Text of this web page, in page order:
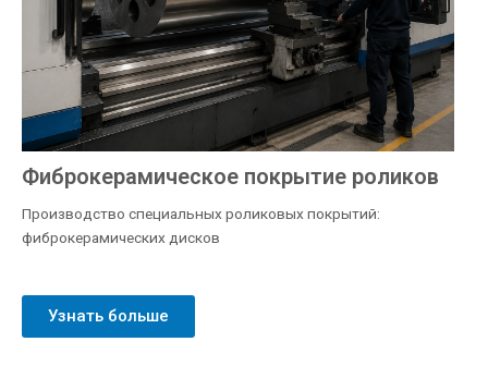
Фиброкерамическое покрытие роликов
Производство специальных роликовых покрытий:
фиброкерамических дисков
Узнать больше